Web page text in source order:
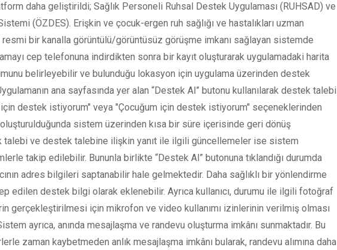
daha geliştirildi; Sağlık Personeli Ruhsal Destek Uygulaması (RUHSAD) ve
(ÖZDES). Erişkin ve çocuk-ergen ruh sağlığı ve hastalıkları uzman
bir kanalla görüntülü/görüntüsüz görüşme imkanı sağlayan sistemde
cep telefonuna indirdikten sonra bir kayıt oluşturarak uygulamadaki harita
belirleyebilir ve bulunduğu lokasyon için uygulama üzerinden destek
ana sayfasında yer alan “Destek Al” butonu kullanılarak destek talebi
destek istiyorum" veya "Çocuğum için destek istiyorum" seçeneklerinden
sistem üzerinden kısa bir süre içerisinde geri dönüş
talebi ve destek talebine ilişkin yanıt ile ilgili güncellemeler ise sistem
takip edilebilir. Bununla birlikte “Destek Al” butonuna tıklandığı durumda
adres bilgileri saptanabilir hale gelmektedir. Daha sağlıklı bir yönlendirme
edilen destek bilgi olarak eklenebilir. Ayrıca kullanıcı, durumu ile ilgili fotoğraf
gerçekleştirilmesi için mikrofon ve video kullanımı izinlerinin verilmiş olması
ayrıca, anında mesajlaşma ve randevu oluşturma imkânı sunmaktadır. Bu
zaman kaybetmeden anlık mesajlaşma imkânı bularak, randevu alımına daha